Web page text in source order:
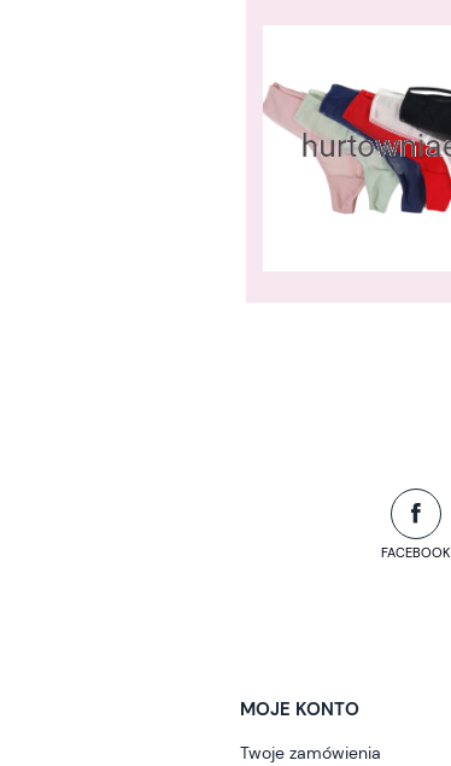
FACEBOOK
MOJE KONTO
Twoje zamówienia